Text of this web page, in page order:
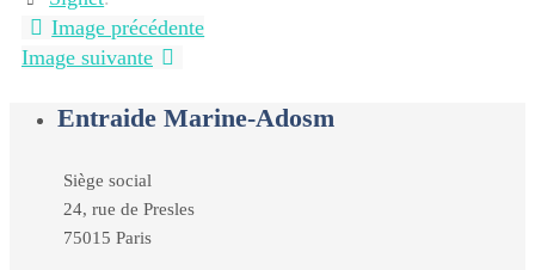
Image précédente
Image suivante
Entraide Marine-Adosm
Siège social
24, rue de Presles
75015 Paris